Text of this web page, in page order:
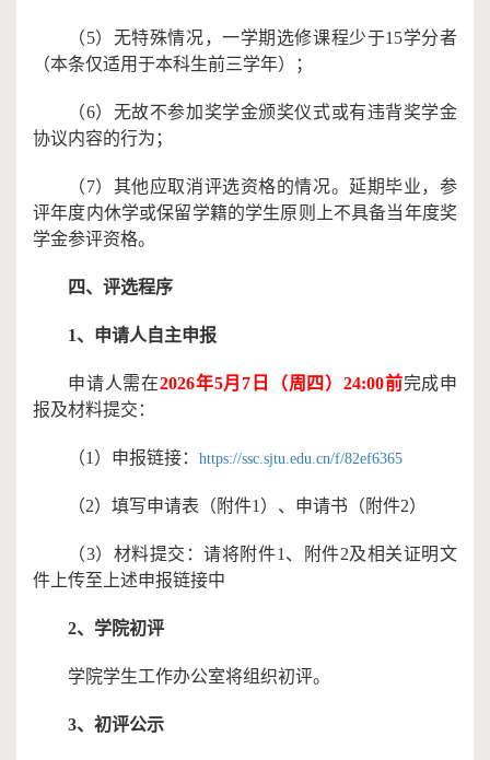
（5） 无特殊情况，一学期选修课程少于15学分者
（本条仅适用于本科生前三学年）；
（6）无故不参加奖学金颁奖仪式或有违背奖学金
协议内容的行为；
（7）其他应取消评选资格的情况。延期毕业，参
评年度内休学或保留学籍的学生原则上不具备当年度奖
学金参评资格。
四、评选程序
1、申请人自主申报
申请人需在2026年5月 7 日（周 四 ） 24:00前完成申
报及材料提交：
（1） 申报链接： https://ssc.sjtu.edu.cn/f/82ef6365
（2） 填写申请表（附件1）、申请书（附件2）
（3） 材料提交：请将附件1、附件2及相关证明文
件上传至上述申报链接中
2、学院初评
学院学生工作办公室将组织初评。
3、初评公示